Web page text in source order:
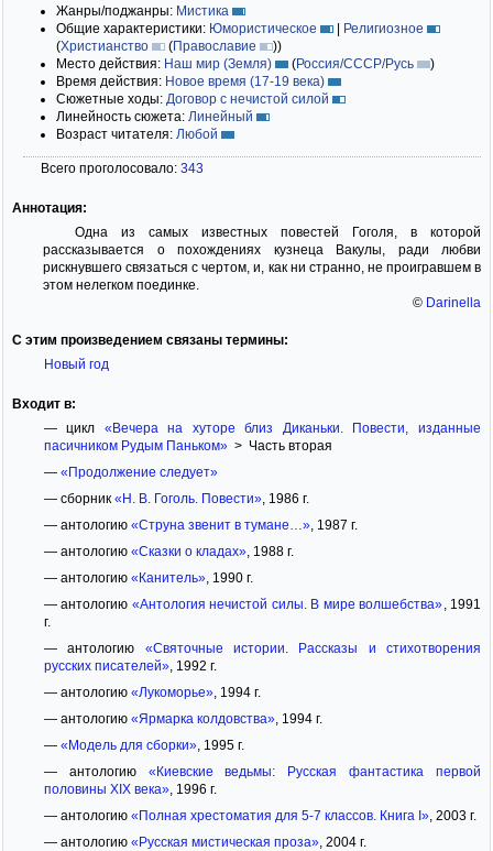
Жанры/поджанры: Мистика
Общие характеристики: Юмористическое | Религиозное
(Христианство (Православие ))
Место действия: Наш мир (Земля) (Россия/СССР/Русь
)
Время действия: Новое время (17-19 века)
Сюжетные ходы: Договор с нечистой силой
Линейность сюжета: Линейный
Возраст читателя: Любой
Всего проголосовало: 343
Аннотация:
Одна из самых известных повестей Гоголя, в которой
рассказывается о похождениях кузнеца Вакулы, ради любви
рискнувшего связаться с чертом, и, как ни странно, не проигравшем в
этом нелегком поединке.
© Darinella
С этим произведением связаны термины:
Новый год
Входит в:
— цикл «Вечера на хуторе близ Диканьки. Повести, изданные
пасичником Рудым Паньком»> Часть вторая
— «Продолжение следует»
— сборник «Н. В. Гоголь. Повести», 1986 г.
— антологию «Струна звенит в тумане…», 1987 г.
— антологию «Сказки о кладах», 1988 г.
— антологию «Канитель», 1990 г.
— антологию «Антология нечистой силы. В мире волшебства» , 1991
г.
— антологию «Святочные истории. Рассказы и стихотворения
русских писателей», 1992 г.
— антологию «Лукоморье», 1994 г.
— антологию «Ярмарка колдовства», 1994 г.
— «Модель для сборки», 1995 г.
— антологию «Киевские ведьмы: Русская фантастика первой
половины XIX века», 1996 г.
— антологию «Полная хрестоматия для 5-7 классов. Книга I», 2003 г.
— антологию «Русская мистическая проза», 2004 г.